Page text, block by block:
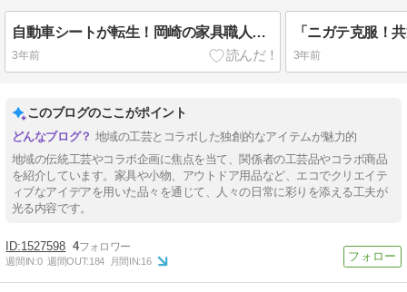
自動車シートが転生！岡崎の家具職人×トヨタ紡織が共創。テトラポット型の座れるオブジェ【TETRAスツール】
3年前 3年前
このブログのここがポイント
地域の工芸とコラボした独創的なアイテムが魅力的
地域の伝統工芸やコラボ企画に焦点を当て、関係者の工芸品やコラボ商品
を紹介しています。家具や小物、アウトドア用品など、エコでクリエイテ
ィブなアイデアを用いた品々を通じて、人々の日常に彩りを添える工夫が
光る内容です。
1527598 4
週間IN:0 週間OUT:184 月間IN:16